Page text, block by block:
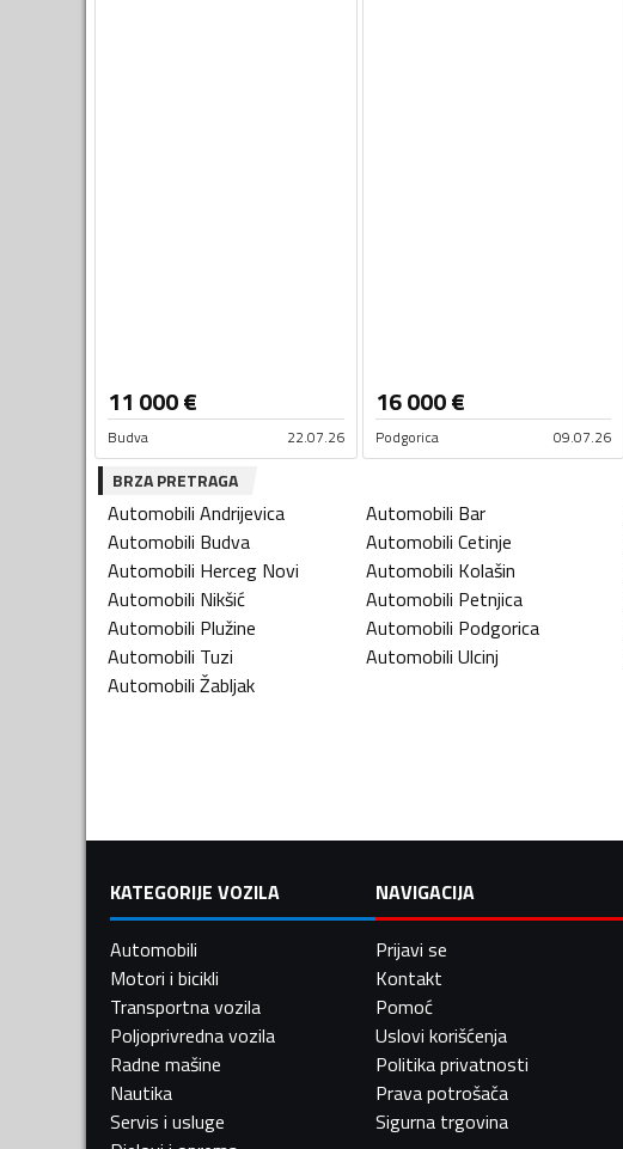
11 000€
Budva 22.07.26
16 000€
Podgorica 09.07.26
BRZA PRETRAGA
Automobili Andrijevica Automobili Bar
Automobili Budva Automobili Cetinje
Automobili Herceg Novi Automobili Kolašin
Automobili Nikšić Automobili Petnjica
Automobili Plužine Automobili Podgorica
Automobili Tuzi Automobili Ulcinj
Automobili Žabljak
KATEGORIJE VOZILA
Automobili
Motori i bicikli
Transportna vozila
Poljoprivredna vozila
Radne mašine
Nautika
Servis i usluge
NAVIGACIJA
Prijavi se
Kontakt
Pomoć
Uslovi korišćenja
Politika privatnosti
Prava potrošača
Sigurna trgovina